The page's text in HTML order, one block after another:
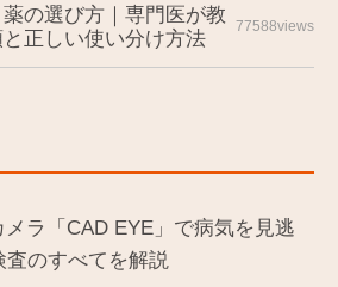
の選び方｜専門医が教
正しい使い分け方法
77588views
ラ「CAD EYE」で病気を見逃
査のすべてを解説